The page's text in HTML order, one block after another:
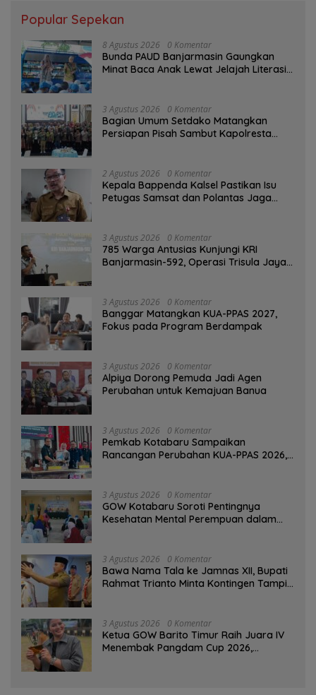
Popular Sepekan
8 Agustus 2026 0 Komentar
Bunda PAUD Banjarmasin Gaungkan
Minat Baca Anak Lewat Jelajah Literasi
3 Agustus 2026 0 Komentar
Bagian Umum Setdako Matangkan
Persiapan Pisah Sambut Kapolresta
2 Agustus 2026 0 Komentar
Kepala Bappenda Kalsel Pastikan Isu
Petugas Samsat dan Polantas Jaga
3 Agustus 2026 0 Komentar
785 Warga Antusias Kunjungi KRI
Banjarmasin-592, Operasi Trisula Jaya
3 Agustus 2026 0 Komentar
‎Banggar Matangkan KUA-PPAS 2027,
Fokus pada Program Berdampak
3 Agustus 2026 0 Komentar
‎Alpiya Dorong Pemuda Jadi Agen
Perubahan untuk Kemajuan Banua ‎
3 Agustus 2026 0 Komentar
Pemkab Kotabaru Sampaikan
Rancangan Perubahan KUA-PPAS 2026,
3 Agustus 2026 0 Komentar
GOW Kotabaru Soroti Pentingnya
Kesehatan Mental Perempuan dalam
3 Agustus 2026 0 Komentar
Bawa Nama Tala ke Jamnas XII, Bupati
Rahmat Trianto Minta Kontingen Tampil
3 Agustus 2026 0 Komentar
Ketua GOW Barito Timur Raih Juara IV
Menembak Pangdam Cup 2026,